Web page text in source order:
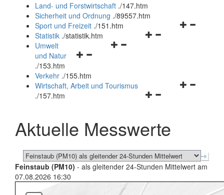
und
schließen
Land- und Forstwirtschaft ./147.htm
Sicherheit und Ordnung ./89557.htm
Navigationsmenü
Sport und Freizeit ./151.htm
Navigationsmenü
Statistik ./statistik.htm
Navigationsmenü
und
schließen
Umwelt
und Natur
./153.htm
Verkehr ./155.htm
Navigationsmenü
schließen
Wirtschaft, Arbeit und Tourismus
./157.htm
Aktuelle Messwerte
Feinstaub (PM10) - als gleitender 24-Stunden Mittelwert am
07.08.2026 16:30